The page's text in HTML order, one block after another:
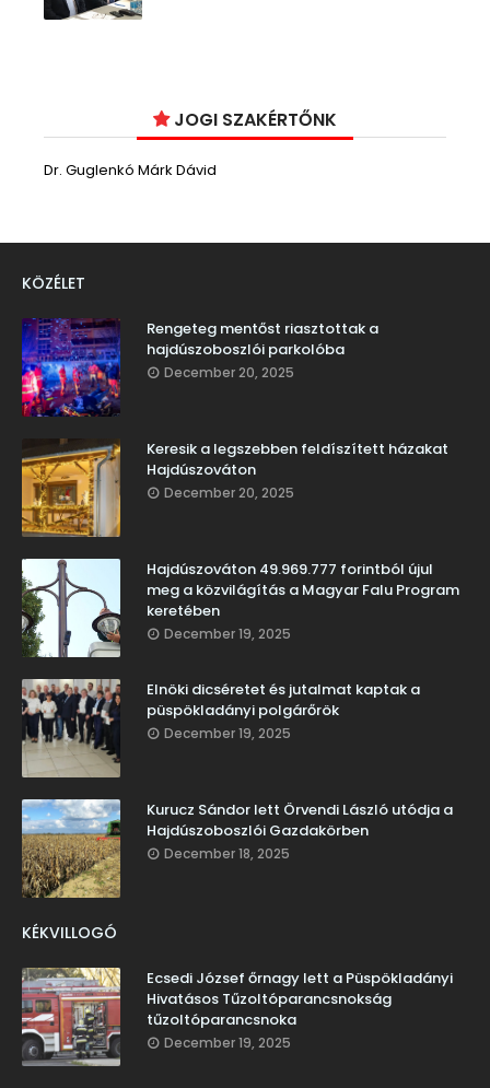
JOGI SZAKÉRTŐNK
Dr. Guglenkó Márk Dávid
KÖZÉLET
Rengeteg mentőst riasztottak a
hajdúszoboszlói parkolóba
December 20, 2025
Keresik a legszebben feldíszített házakat
Hajdúszováton
December 20, 2025
Hajdúszováton 49.969.777 forintból újul
meg a közvilágítás a Magyar Falu Program
keretében
December 19, 2025
Elnöki dicséretet és jutalmat kaptak a
püspökladányi polgárőrök
December 19, 2025
Kurucz Sándor lett Örvendi László utódja a
Hajdúszoboszlói Gazdakörben
December 18, 2025
KÉKVILLOGÓ
Ecsedi József őrnagy lett a Püspökladányi
Hivatásos Tűzoltóparancsnokság
tűzoltóparancsnoka
December 19, 2025